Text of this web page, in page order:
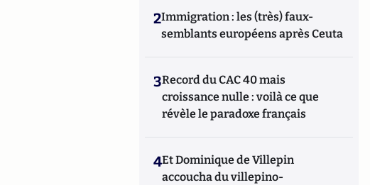
2Immigration : les (très) faux-
semblants européens après Ceuta
3Record du CAC 40 mais
croissance nulle : voilà ce que
révèle le paradoxe français
4Et Dominique de Villepin
accoucha du villepino-